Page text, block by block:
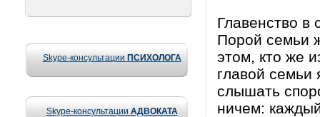
Skype-консультации ПСИХОЛОГА
Skype-консультации АДВОКАТА
Главенство в
Порой семьи
этом, кто же
главой семьи
слышать
ничем: